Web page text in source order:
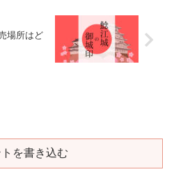
場所はど
を書き込む